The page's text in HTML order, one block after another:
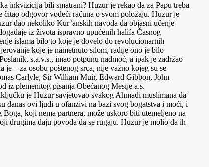
inkvizicija bili smatrani? Huzur je rekao da za Papu treba
čitao odgovor vodeći računa o svom položaju. Huzur je
dao nekoliko Kur’anskih navoda da objasni učenje
iz života ispravno upućenih halifa Časnog
islama bilo to koje je dovelo do revolucionarnih
koje je nametnuto silom, radije ono je bilo
s.a.v.s., imao potpunu nadmoć, a ipak je zadržao
– za osobu poštenog srca, nije važno kojeg su se
Carlyle, Sir William Muir, Edward Gibbon, John
iz plemenitog pisanja Obećanog Mesije a.s.
je Huzur savjetovao svakog Ahmadi muslimana da
danas ovi ljudi u ofanzivi na bazi svog bogatstva i moći, i
koji nema partnera, može uskoro biti utemeljeno na
drugima daju povoda da se rugaju. Huzur je molio da ih